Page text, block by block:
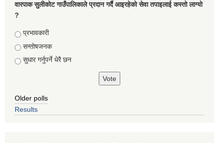
वारपाक सुलीकोट गाउँपालिकाले प्रदान गर्दै आइरहेको सेवा तपाइलाई कस्तो लाग्यो
?
Choices
प्रभावकारी
सन्तोषजनक
सुधार गर्नुपर्ने धेरै छन
Older polls
Results